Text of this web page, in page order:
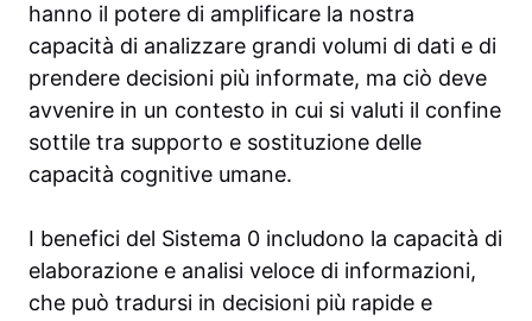
hanno il potere di amplificare la nostra
capacità di analizzare grandi volumi di dati e di
prendere decisioni più informate, ma ciò deve
avvenire in un contesto in cui si valuti il confine
sottile tra supporto e sostituzione delle
capacità cognitive umane.
I benefici del Sistema 0 includono la capacità di
elaborazione e analisi veloce di informazioni,
che può tradursi in decisioni più rapide e